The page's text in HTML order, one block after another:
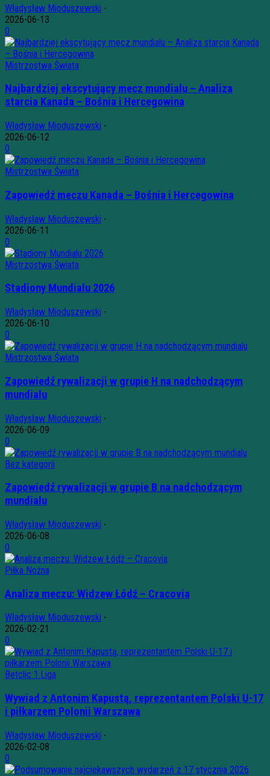
Władysław Mioduszewski -
2026-06-13
0
Mistrzostwa Świata
Najbardziej ekscytujący mecz mundialu – Analiza
starcia Kanada – Bośnia i Hercegowina
Władysław Mioduszewski -
2026-06-12
0
Mistrzostwa Świata
Zapowiedź meczu Kanada – Bośnia i Hercegowina
Władysław Mioduszewski -
2026-06-11
0
Mistrzostwa Świata
Stadiony Mundialu 2026
Władysław Mioduszewski -
2026-06-10
0
Mistrzostwa Świata
Zapowiedź rywalizacji w grupie H na nadchodzącym
mundialu
Władysław Mioduszewski -
2026-06-09
0
Bez kategorii
Zapowiedź rywalizacji w grupie B na nadchodzącym
mundialu
Władysław Mioduszewski -
2026-06-08
0
Piłka Nożna
Analiza meczu: Widzew Łódź – Cracovia
Władysław Mioduszewski -
2026-02-21
0
Betclic 1.Liga
Wywiad z Antonim Kapustą, reprezentantem Polski U-17
i piłkarzem Polonii Warszawa
Władysław Mioduszewski -
2026-02-08
0